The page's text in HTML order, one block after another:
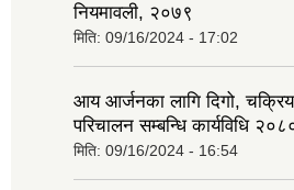
नियमावली, २०७९
मिति: 09/16/2024 - 17:02
आय आर्जनका लागि दिगो,
परिचालन सम्बन्धि कार्यविधि
मिति: 09/16/2024 - 16:54